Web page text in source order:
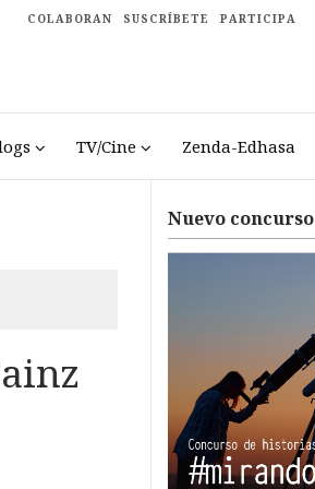
COLABORAN SUSCRÍBETE PARTICIPA
TV/Cine Zenda-Edhasa
Nuevo concurso